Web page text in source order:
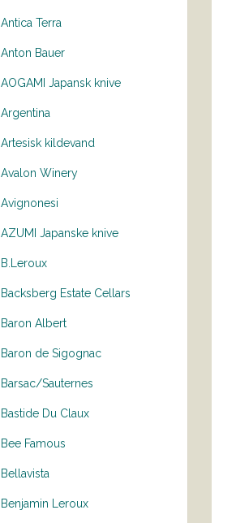
Antica Terra
Anton Bauer
AOGAMI Japansk knive
Argentina
Artesisk kildevand
Avalon Winery
Avignonesi
AZUMI Japanske knive
B.Leroux
Backsberg Estate Cellars
Baron Albert
Baron de Sigognac
Barsac/Sauternes
Bastide Du Claux
Bee Famous
Bellavista
Benjamin Leroux